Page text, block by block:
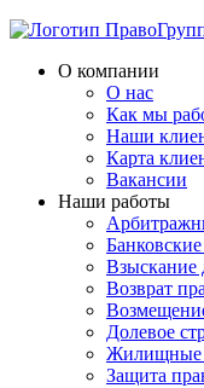
О компании
О нас
Как мы
Наши
Карта
Вакансии
Наши работы
Взыскание
Возврат
Долевое
Жилищные
Защита